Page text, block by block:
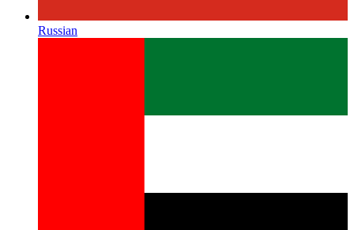
Russian